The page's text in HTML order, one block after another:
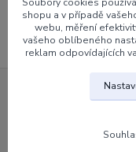
Končíky na pin
shopu a v případě
webu, měření
vašeho oblíbeného
reklam odpovídajících